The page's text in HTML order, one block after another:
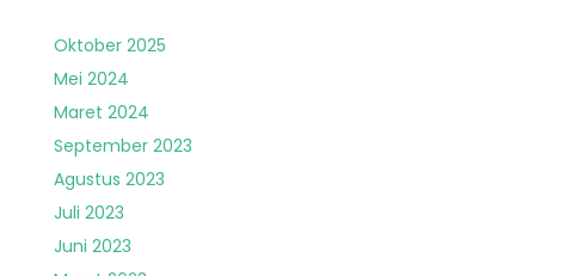
Oktober 2025
Mei 2024
Maret 2024
September 2023
Agustus 2023
Juli 2023
Juni 2023